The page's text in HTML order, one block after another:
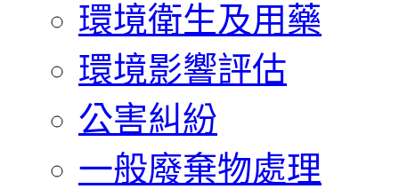
環境衛生及用藥
環境影響評估
公害糾紛
一般廢棄物處理